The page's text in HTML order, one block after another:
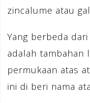
zincalume atau
Yang berbeda
adalah tambahan
permukaan atas
ini di beri nama